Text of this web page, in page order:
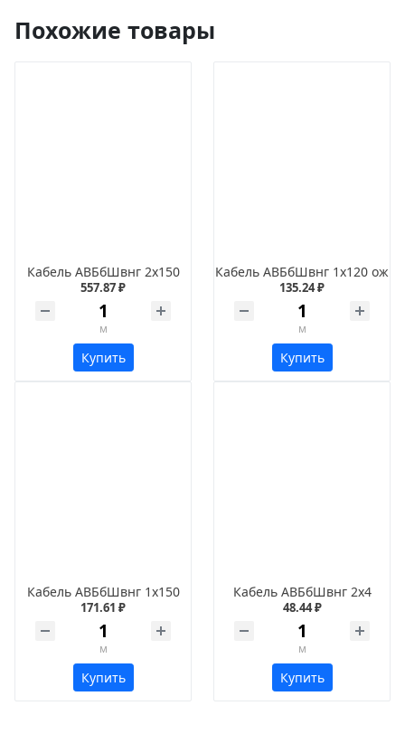
Похожие товары
Кабель АВБбШвнг 2х150
557.87 ₽
м
Купить
Кабель АВБбШвнг 1х120 ож
135.24 ₽
м
Купить
Кабель АВБбШвнг 1х150
171.61 ₽
м
Купить
Кабель АВБбШвнг 2х4
48.44 ₽
м
Купить